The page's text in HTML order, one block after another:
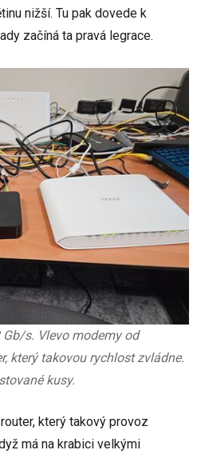
nižší. Tu pak dovede k
začíná ta pravá legrace.
s. Vlevo modemy od
který takovou rychlost zvládne.
kusy.
který takový provoz
má na krabici velkými